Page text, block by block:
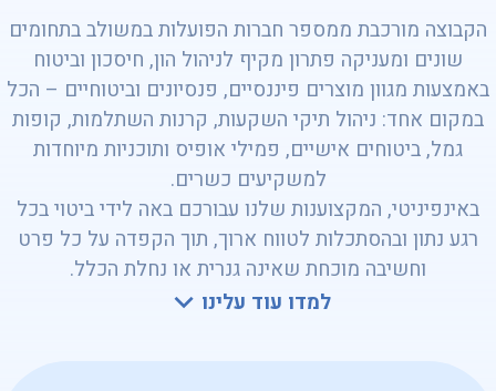
הקבוצה מורכבת ממספר חברות הפועלות במשולב בתחומים
שונים ומעניקה פתרון מקיף לניהול הון, חיסכון וביטוח
באמצעות מגוון מוצרים פיננסיים, פנסיונים וביטוחיים – הכל
במקום אחד: ניהול תיקי השקעות, קרנות השתלמות, קופות
גמל, ביטוחים אישיים, פמילי אופיס ותוכניות מיוחדות
למשקיעים כשרים.
באינפיניטי, המקצוענות שלנו עבורכם באה לידי ביטוי בכל
רגע נתון ובהסתכלות לטווח ארוך, תוך הקפדה על כל פרט
וחשיבה מוכחת שאינה גנרית או נחלת הכלל.
למדו עוד עלינו